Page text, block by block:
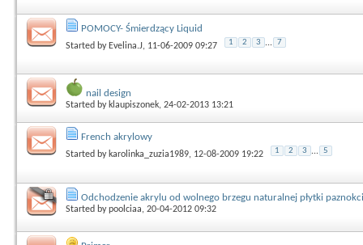
POMOCY- Śmierdzący Liquid
Started by Evelina.J, 11-06-2009 09:27 1 2 3 ... 7
nail design
Started by klaupiszonek, 24-02-2013 13:21
French akrylowy
Started bykarolinka_zuzia1989, 12-08-2009 19:22 1 2 3 ... 5
Odchodzenie akrylu od wolnego brzegu naturalnej płytki
Started bypoolciaa, 20-04-2012 09:32